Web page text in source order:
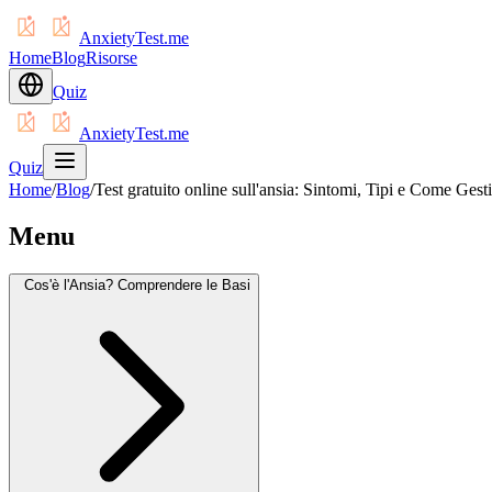
AnxietyTest.me
HomeBlogRisorse
Quiz
AnxietyTest.me
Quiz
Home/Blog/Test gratuito online sull'ansia: Sintomi, Tipi e Come
Menu
Cos'è l'Ansia? Comprendere le Basi